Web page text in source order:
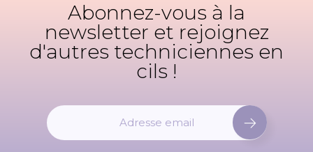
Abonnez-vous à la
newsletter et rejoignez
d'autres techniciennes en
cils !
I
n